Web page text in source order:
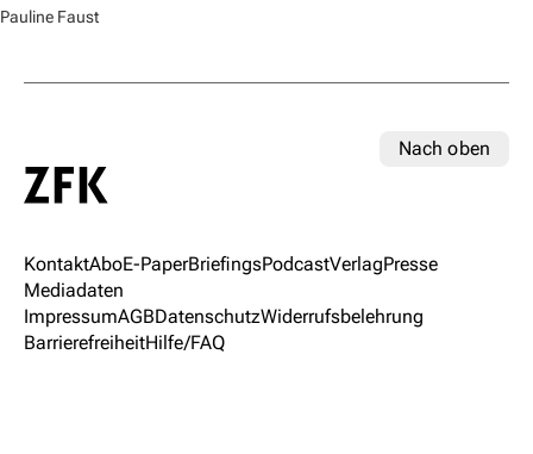
Pauline Faust
Nach oben
KontaktAboE-PaperBriefingsPodcastVerlagPresse
Mediadaten
ImpressumAGBDatenschutzWiderrufsbelehrung
BarrierefreiheitHilfe/FAQ